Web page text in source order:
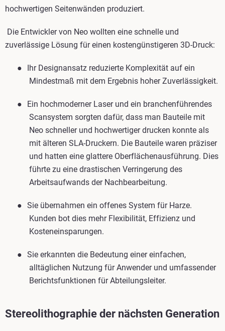
hochwertigen Seitenwänden produziert.
Die Entwickler von Neo wollten eine schnelle und
zuverlässige Lösung für einen kostengünstigeren 3D-Druck:
●
Ihr Designansatz reduzierte Komplexität auf ein
Mindestmaß mit dem Ergebnis hoher Zuverlässigkeit.
●
Ein hochmoderner Laser und ein branchenführendes
Scansystem sorgten dafür, dass man Bauteile mit
Neo schneller und hochwertiger drucken konnte als
mit älteren SLA-Druckern. Die Bauteile waren präziser
und hatten eine glattere Oberflächenausführung. Dies
führte zu eine drastischen Verringerung des
Arbeitsaufwands der Nachbearbeitung.
● Sie übernahmen ein offenes System für Harze.
Kunden bot dies mehr Flexibilität, Effizienz und
Kosteneinsparungen.
● Sie erkannten die Bedeutung einer einfachen,
alltäglichen Nutzung für Anwender und umfassender
Berichtsfunktionen für Abteilungsleiter.
Stereolithographie der nächsten Generation